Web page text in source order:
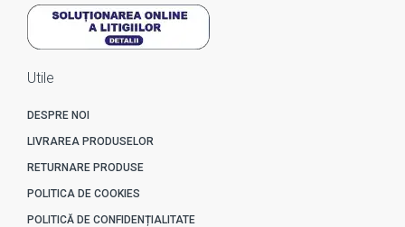
Utile
DESPRE NOI
LIVRAREA PRODUSELOR
RETURNARE PRODUSE
POLITICA DE COOKIES
POLITICĂ DE CONFIDENȚIALITATE